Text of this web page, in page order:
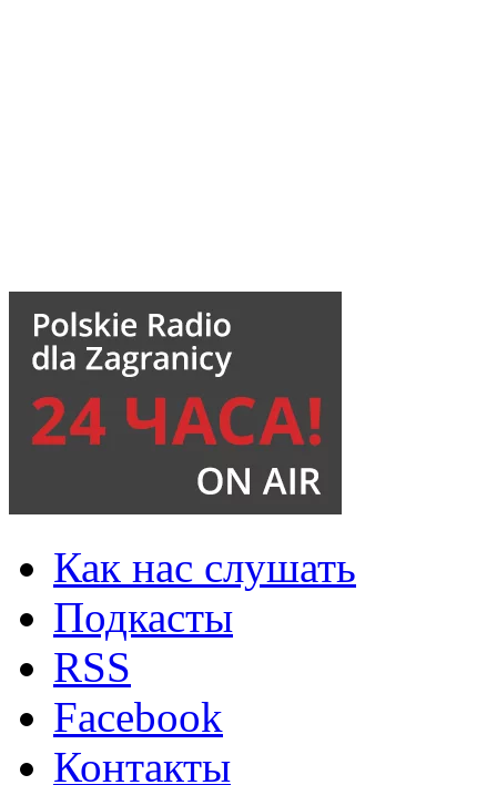
Как нас слушать
Подкасты
RSS
Facebook
Контакты